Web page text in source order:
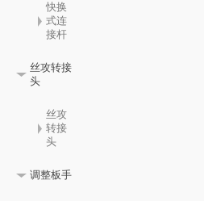
快换
式连
接杆
丝攻转接
头
丝攻
转接
头
调整板手